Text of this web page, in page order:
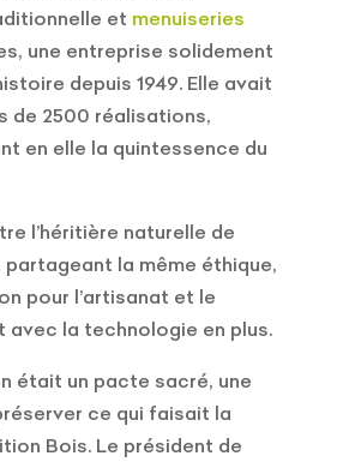
et menuiseries
une entreprise solidement
depuis 1949. Elle avait
de 2500 réalisations,
en elle la quintessence du
l’héritière naturelle de
la même éthique,
pour l’artisanat et le
avec la technologie en plus.
était un pacte sacré, une
ce qui faisait la
Bois. Le président de